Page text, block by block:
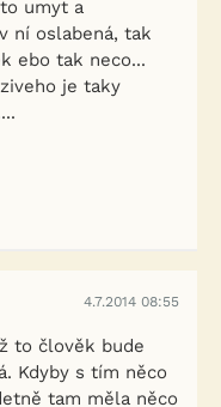
umyt a
ní oslabená, tak
ebo tak neco...
je taky
4.7.2014 08:55
to člověk bude
Kdyby s tím něco
tam měla něco